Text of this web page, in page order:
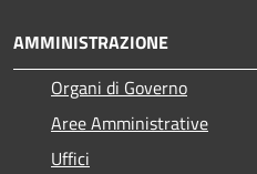
AMMINISTRAZIONE
Organi di Governo
Aree Amministrative
Uffici